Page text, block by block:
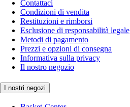
Contattaci
Condizioni di vendita
Restituzioni e rimborsi
Esclusione di responsabilità legale
Metodi di pagamento
Prezzi e opzioni di consegna
Informativa sulla privacy
Il nostro negozio
I nostri negozi